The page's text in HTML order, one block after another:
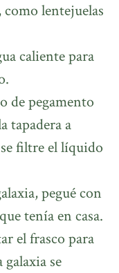
lentejuelas
caliente para
de pegamento
tapadera a
filtre el líquido
pegué con
tenía en casa.
el frasco para
se